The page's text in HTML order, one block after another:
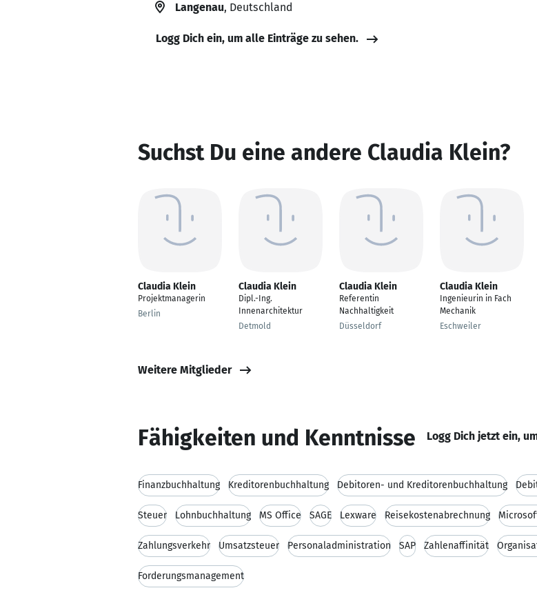
Langenau, Deutschland
Logg Dich ein, um alle Einträge zu sehen.
Suchst Du eine andere Claudia Klein?
Claudia Klein
Projektmanagerin
Berlin
Claudia Klein
Dipl.-Ing.
Innenarchitektur
Detmold
Claudia Klein
Referentin
Nachhaltigkeit
Düsseldorf
Claudia Klein
Ingenieurin in Fach
Mechanik
Eschweiler
Weitere Mitglieder
Fähigkeiten und Kenntnisse Logg Dich jetzt ein,
Finanzbuchhaltung Kreditorenbuchhaltung Debitoren- und Kreditorenbuchhaltung
Steuer Lohnbuchhaltung MS Office SAGE Lexware Reisekostenabrechnung
Zahlungsverkehr Umsatzsteuer Personaladministration SAP Zahlenaffinität
Forderungsmanagement